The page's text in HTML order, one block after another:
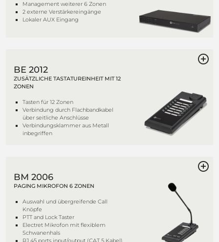
Management weiterer 6 Zonen
2 externe Verstärkereingänge
Lokaler AUX Eingang
BE 2012
ZUSÄTZLICHE TASTATUREINHEIT MIT 12
ZONEN
Tasten für 12 Zonen
Verbindung durch Flachbandkabel
über seitliche Anschlüsse
Verbindungsklammer aus Metall
inbegriffen
BM 2006
PAGING MIKROFON 6 ZONEN
Auswahl und übergreifende Call
Knöpfe
PTT and Lock Taster
Electret Mikrofon mit flexiblem
Schwanenhals
RJ 45 ports input/output (CAT 5 Kabel)